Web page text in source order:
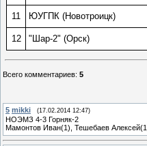
11 ЮУГПК (Новотроицк)
12 "Шар-2" (Орск)
Всего комментариев: 5
5 mikki (17.02.2014 12:47)
НОЭМЗ 4-3 Горняк-2
Мамонтов Иван(1), Тешебаев